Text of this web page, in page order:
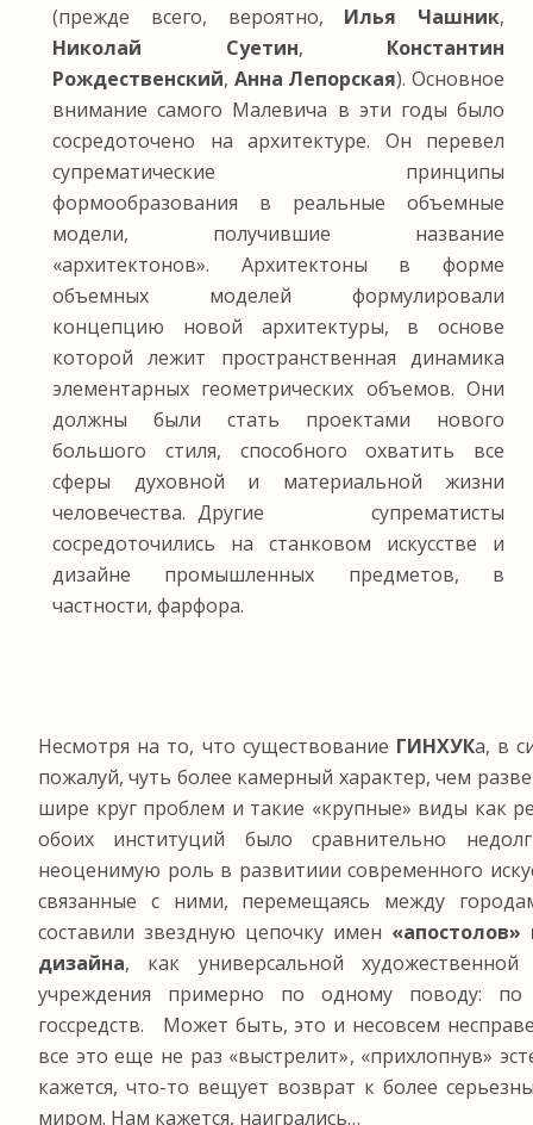
(прежде всего, вероятно, Илья Чашник,
Николай Суетин, Константин
Рождественский, Анна Лепорская). Основное
внимание самого Малевича в эти годы было
сосредоточено на архитектуре. Он перевел
супрематические принципы
формообразования в реальные объемные
модели, получившие название
«архитектонов». Архитектоны в форме
объемных моделей формулировали
концепцию новой архитектуры, в основе
которой лежит пространственная динамика
элементарных геометрических объемов. Они
должны были стать проектами нового
большого стиля, способного охватить все
сферы духовной и материальной жизни
человечества. Другие cупрематисты
сосредоточились на станковом искусстве и
дизайне промышленных предметов, в
частности, фарфора.
Несмотря на то, что существование ГИНХУКа, в
пожалуй, чуть более камерный характер, чем
шире круг проблем и такие «крупные» виды как
обоих институций было сравнительно
неоценимую роль в развитиии современного
связанные с ними, перемещаясь между
составили звездную цепочку имен
дизайна, как универсальной
учреждения примерно по одному поводу: по
госсредств. Может быть, это и несовсем
все это еще не раз «выстрелит», «прихлопнув»
кажется, что-то вещует возврат к более
миром. Нам кажется, наигрались…